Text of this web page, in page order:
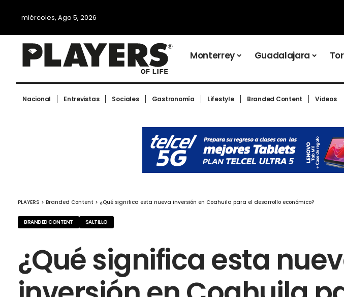
miércoles, Ago 5, 2026
Monterrey Guadalajara
Nacional Entrevistas Sociales Gastronomía Lifestyle Branded Content Videos
PLAYERS > Branded Content > ¿Qué significa esta nueva inversión en Coahuila para el desarrollo económico?
BRANDED CONTENT SALTILLO
¿Qué significa esta